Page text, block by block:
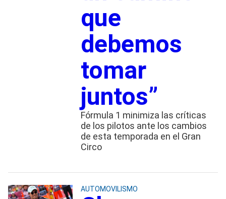
que
debemos
tomar
juntos”
Fórmula 1 minimiza las críticas
de los pilotos ante los cambios
de esta temporada en el Gran
Circo
AUTOMOVILISMO